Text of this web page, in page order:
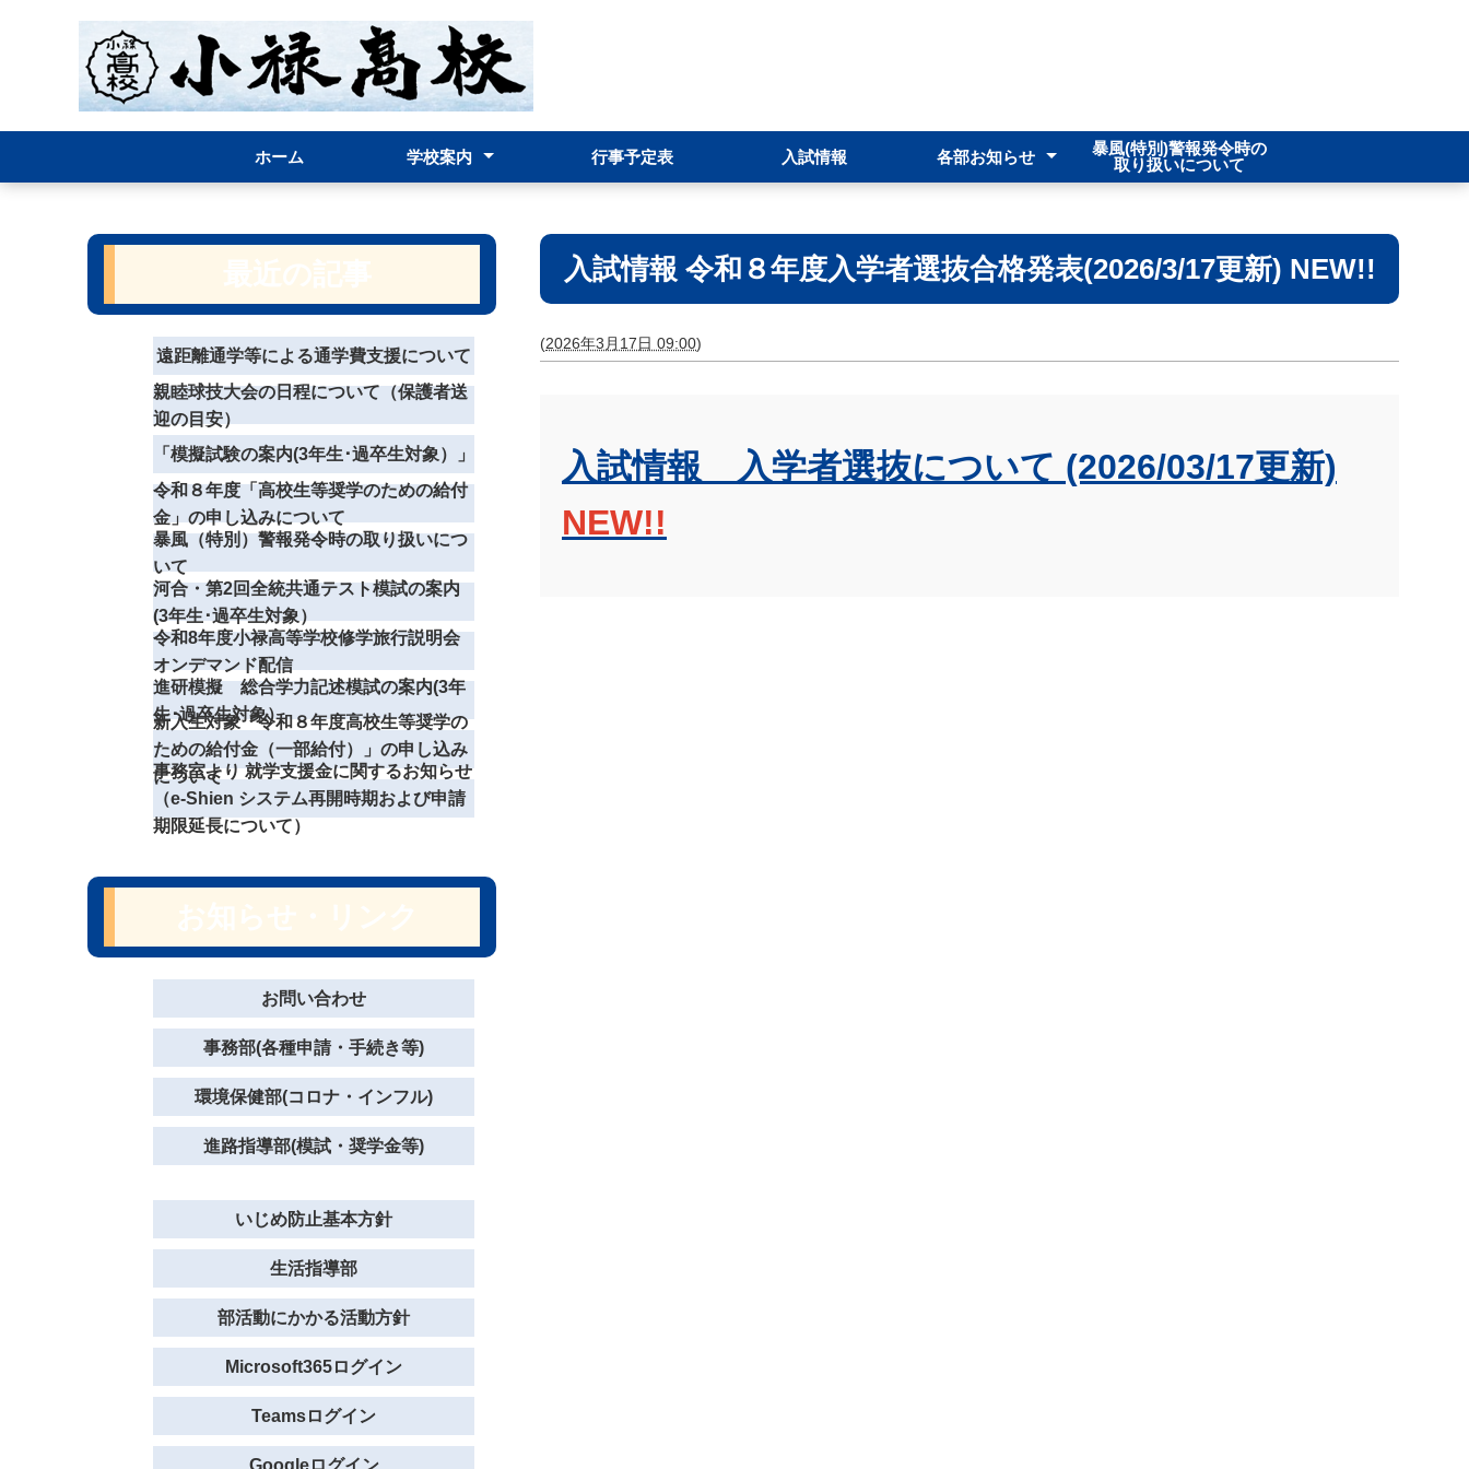
ホーム 学校案内 行事予定表 入試情報 各部お知らせ
暴風(特別)警報発令時の
取り扱いについて
入試情報 令和８年度入学者選抜合格発表(2026/3/17更新) NEW!!
(2026年3月17日 09:00)
入試情報 入学者選抜について (2026/03/17更新)
NEW!!
遠距離通学等による通学費支援について
親睦球技大会の日程について（保護者送
迎の目安）
「模擬試験の案内(3年生･過卒生対象）」
令和８年度「高校生等奨学のための給付
金」の申し込みについて
暴風（特別）警報発令時の取り扱いにつ
いて
河合・第2回全統共通テスト模試の案内
(3年生･過卒生対象）
令和8年度小禄高等学校修学旅行説明会
オンデマンド配信
進研模擬 総合学力記述模試の案内(3年
生･過卒生対象）
新入生対象「令和８年度高校生等奨学の
ための給付金（一部給付）」の申し込み
について
事務室より 就学支援金に関するお知らせ
（e-Shien システム再開時期および申請
期限延長について）
お問い合わせ
事務部(各種申請・手続き等)
環境保健部(コロナ・インフル)
進路指導部(模試・奨学金等)
いじめ防止基本方針
生活指導部
部活動にかかる活動方針
Microsoft365ログイン
Teamsログイン
Googleログイン